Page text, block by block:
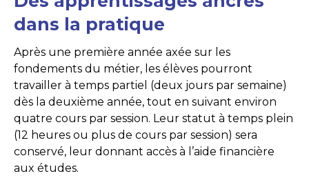
dans la pratique
Après une première année axée sur les
fondements du métier, les élèves pourront
travailler à temps partiel (deux jours par semaine)
dès la deuxième année, tout en suivant environ
quatre cours par session. Leur statut à temps plein
(12 heures ou plus de cours par session) sera
conservé, leur donnant accès à l’aide financière
aux études.